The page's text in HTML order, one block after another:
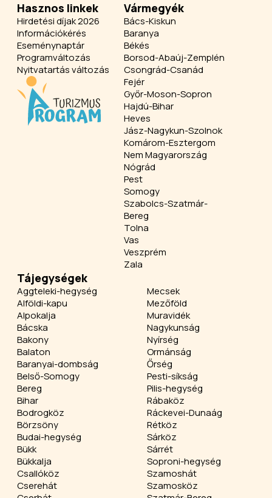
Hasznos linkek
Hirdetési díjak 2026
Információkérés
Eseménynaptár
Programváltozás
Nyitvatartás változás
Vármegyék
Bács-Kiskun
Baranya
Békés
Borsod-Abaúj-Zemplén
Csongrád-Csanád
Fejér
Győr-Moson-Sopron
Hajdú-Bihar
Heves
Jász-Nagykun-Szolnok
Komárom-Esztergom
Nem Magyarország
Nógrád
Pest
Somogy
Szabolcs-Szatmár-
Bereg
Tolna
Vas
Veszprém
Zala
Tájegységek
Aggteleki-hegység
Alföldi-kapu
Alpokalja
Bácska
Bakony
Balaton
Baranyai-dombság
Belső-Somogy
Bereg
Bihar
Bodrogköz
Börzsöny
Budai-hegység
Bükk
Bükkalja
Csallóköz
Cserehát
Mecsek
Mezőföld
Muravidék
Nagykunság
Nyírség
Ormánság
Őrség
Pesti-síkság
Pilis-hegység
Rábaköz
Ráckevei-Dunaág
Rétköz
Sárköz
Sárrét
Soproni-hegység
Szamoshát
Szamosköz